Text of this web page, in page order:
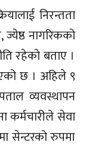
निरन्तता
नागरिकको
रहेको बताए ।
छ । अहिले ९
व्यवस्थापन
कर्मचारीले सेवा
सेन्टरको रुपमा